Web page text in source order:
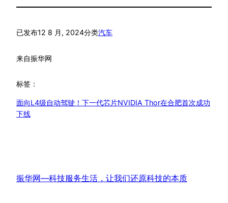
已发布12 8 月, 2024分类汽车
来自振华网
标签：
面向L4级自动驾驶！下一代芯片NVIDIA Thor在合肥首次成功
下线
振华网—科技服务生活，让我们还原科技的本质